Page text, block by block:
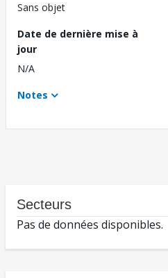
Sans objet
Date de dernière mise à
jour
N/A
Notes
Secteurs
Pas de données disponibles.